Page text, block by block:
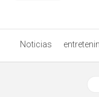
Noticias